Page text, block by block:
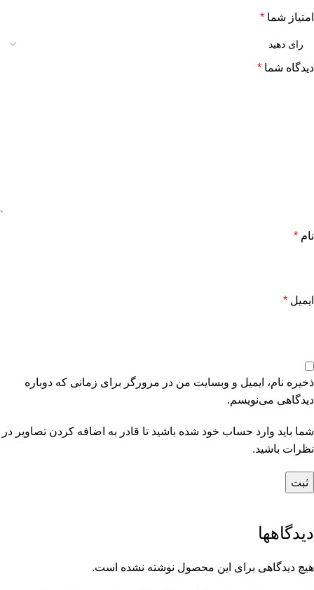
امتیاز شما *
دیدگاه شما *
نام *
ایمیل *
ذخیره نام، ایمیل و وبسایت من در مرورگر برای زمانی که دوباره
دیدگاهی می‌نویسم.
شما باید وارد حساب خود شده باشید تا قادر به اضافه کردن تصاویر در
نظرات باشید.
دیدگاهها
هیچ دیدگاهی برای این محصول نوشته نشده است.